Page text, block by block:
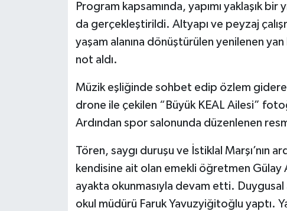
Program kapsamında, yapımı yaklaşık bir
da gerçekleştirildi. Altyapı ve peyzaj
yaşam alanına dönüştürülen yenilenen
not aldı.
Müzik eşliğinde sohbet edip özlem
drone ile çekilen “Büyük KEAL Ailesi”
Ardından spor salonunda düzenlenen
Tören, saygı duruşu ve İstiklal Marşı’nın
kendisine ait olan emekli öğretmen
ayakta okunmasıyla devam etti. Duygusal
okul müdürü Faruk Yavuzyiğitoğlu yaptı.